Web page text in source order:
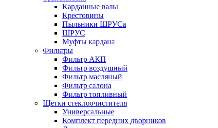
Карданные валы
Крестовины
Пыльники ШРУСа
ШРУС
Муфты кардана
Фильтры
Фильтр АКП
Фильтр воздушный
Фильтр масляный
Фильтр салона
Фильтр топливный
Щетки стеклоочистителя
Универсальные
Комплект передних дворников